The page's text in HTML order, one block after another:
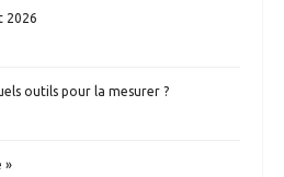
2026
outils pour la mesurer ?
»